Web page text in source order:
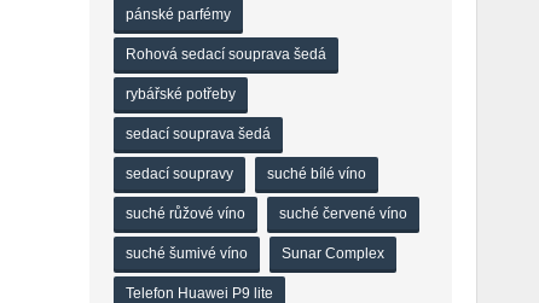
pánské parfémy
Rohová sedací souprava šedá
rybářské potřeby
sedací souprava šedá
sedací soupravy suché bílé víno
suché růžové víno suché červené víno
suché šumivé víno Sunar Complex
Telefon Huawei P9 lite